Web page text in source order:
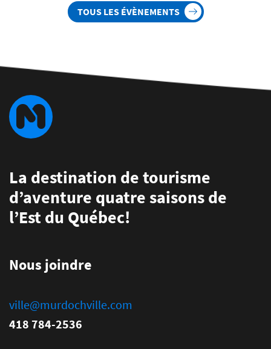
TOUS LES ÉVÈNEMENTS
La destination de tourisme
d’aventure quatre saisons de
l’Est du Québec!
Nous joindre
ville@murdochville.com
418 784-2536